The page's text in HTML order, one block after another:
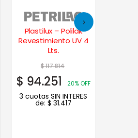
Plastilux – Polilak
Revestimiento UV 4
Lts.
$117.814
$ 94.251 20% OFF
3 cuotas SIN INTERES
de: $ 31.417